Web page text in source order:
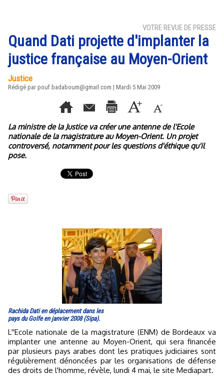
VOTRE REVUE DE PRESSE
Quand Dati projette d'implanter la
justice française au Moyen-Orient
Justice
Rédigé par pouf.badaboum@gmail.com | Mardi 5 Mai 2009
La ministre de la Justice va créer une antenne de l'Ecole
nationale de la magistrature au Moyen-Orient. Un projet
controversé, notamment pour les questions d'éthique qu'il
pose.
Rachida Dati en déplacement dans les
pays du Golfe en janvier 2008 (Sipa).
L''Ecole nationale de la magistrature (ENM) de Bordeaux va
implanter une antenne au Moyen-Orient, qui sera financée
par plusieurs pays arabes dont les pratiques judiciaires sont
régulièrement dénoncées par les organisations de défense
des droits de l'homme, révèle, lundi 4 mai, le site Mediapart.